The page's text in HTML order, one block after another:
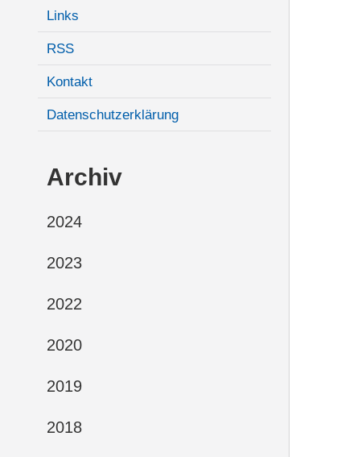
Links
RSS
Kontakt
Datenschutzerklärung
Archiv
2024
2023
2022
2020
2019
2018